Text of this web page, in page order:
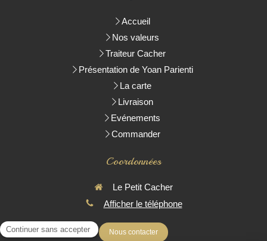
Accueil
Nos valeurs
Traiteur Cacher
Présentation de Yoan Parienti
La carte
Livraison
Evénements
Commander
Coordonnées
Le Petit Cacher
Afficher le téléphone
Nous contacter